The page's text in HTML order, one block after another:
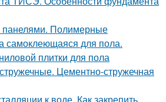
панелями. Полимерные
самоклеющаяся для пола.
плитки для пола
Цементно-стружечная